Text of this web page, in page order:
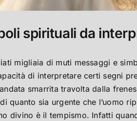
spirituali da
migliaia di muti messaggi e
di interpretare certi segni
smarrita travolta dalla
quanto sia urgente che l’uomo
divino è il tempismo. Infatti